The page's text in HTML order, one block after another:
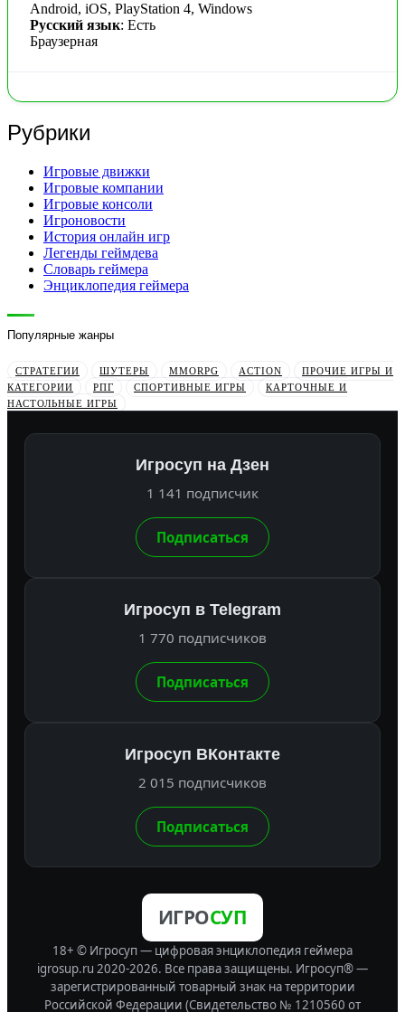
Android, iOS, PlayStation 4, Windows
Русский язык: Есть
Браузерная
Рубрики
Игровые движки
Игровые компании
Игровые консоли
Игроновости
История онлайн игр
Легенды геймдева
Словарь геймера
Энциклопедия геймера
Популярные жанры
СТРАТЕГИИ ШУТЕРЫ MMORPG ACTION
ПРОЧИЕ ИГРЫ И
КАТЕГОРИИ
РПГ СПОРТИВНЫЕ ИГРЫ
КАРТОЧНЫЕ И
НАСТОЛЬНЫЕ ИГРЫ
Игросуп на Дзен
1 141 подписчик
Подписаться
Игросуп в Telegram
1 770 подписчиков
Подписаться
Игросуп ВКонтакте
2 015 подписчиков
Подписаться
ИГРОСУП
18+ © Игросуп — цифровая энциклопедия геймера
igrosup.ru 2020-2026. Все права защищены. Игросуп® —
зарегистрированный товарный знак на территории
Российской Федерации (Свидетельство № 1210560 от